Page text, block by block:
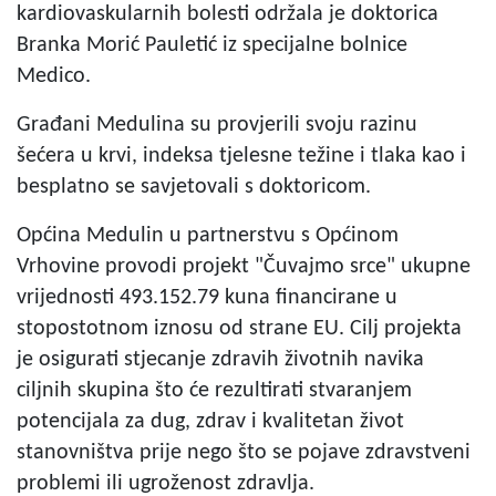
kardiovaskularnih bolesti održala je doktorica
Branka Morić Pauletić iz specijalne bolnice
Medico.
Građani Medulina su provjerili svoju razinu
šećera u krvi, indeksa tjelesne težine i tlaka kao i
besplatno se savjetovali s doktoricom.
Općina Medulin u partnerstvu s Općinom
Vrhovine provodi projekt "Čuvajmo srce" ukupne
vrijednosti 493.152.79 kuna financirane u
stopostotnom iznosu od strane EU. Cilj projekta
je osigurati stjecanje zdravih životnih navika
ciljnih skupina što će rezultirati stvaranjem
potencijala za dug, zdrav i kvalitetan život
stanovništva prije nego što se pojave zdravstveni
problemi ili ugroženost zdravlja.